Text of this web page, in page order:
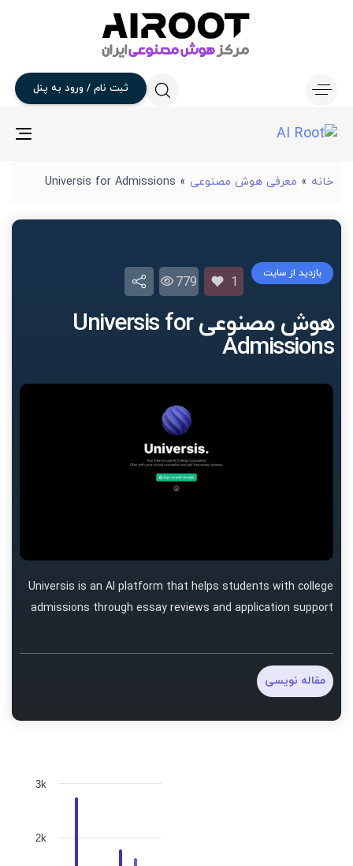
ثبت نام / ورود به پنل
خانه » معرفی هوش مصنوعی »
Universis for Admissions
هوش مصنوعی Universis for
Admissions
بازدید از سایت
1
779
Universis is an AI platform that helps students with college
admissions through essay reviews and application support
مقاله نویسی
2k
3k